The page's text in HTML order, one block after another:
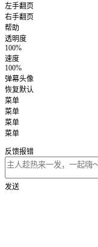
左手翻页
右手翻页
帮助
透明度
100%
速度
100%
弹幕头像
恢复默认
菜单
菜单
菜单
菜单
反馈报错
发送